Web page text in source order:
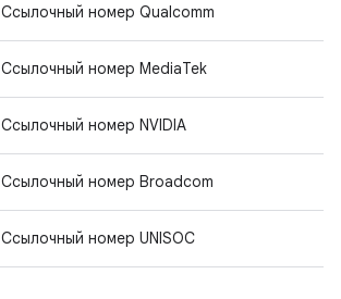
Ссылочный номер Qualcomm
Ссылочный номер MediaTek
Ссылочный номер NVIDIA
Ссылочный номер Broadcom
Ссылочный номер UNISOC